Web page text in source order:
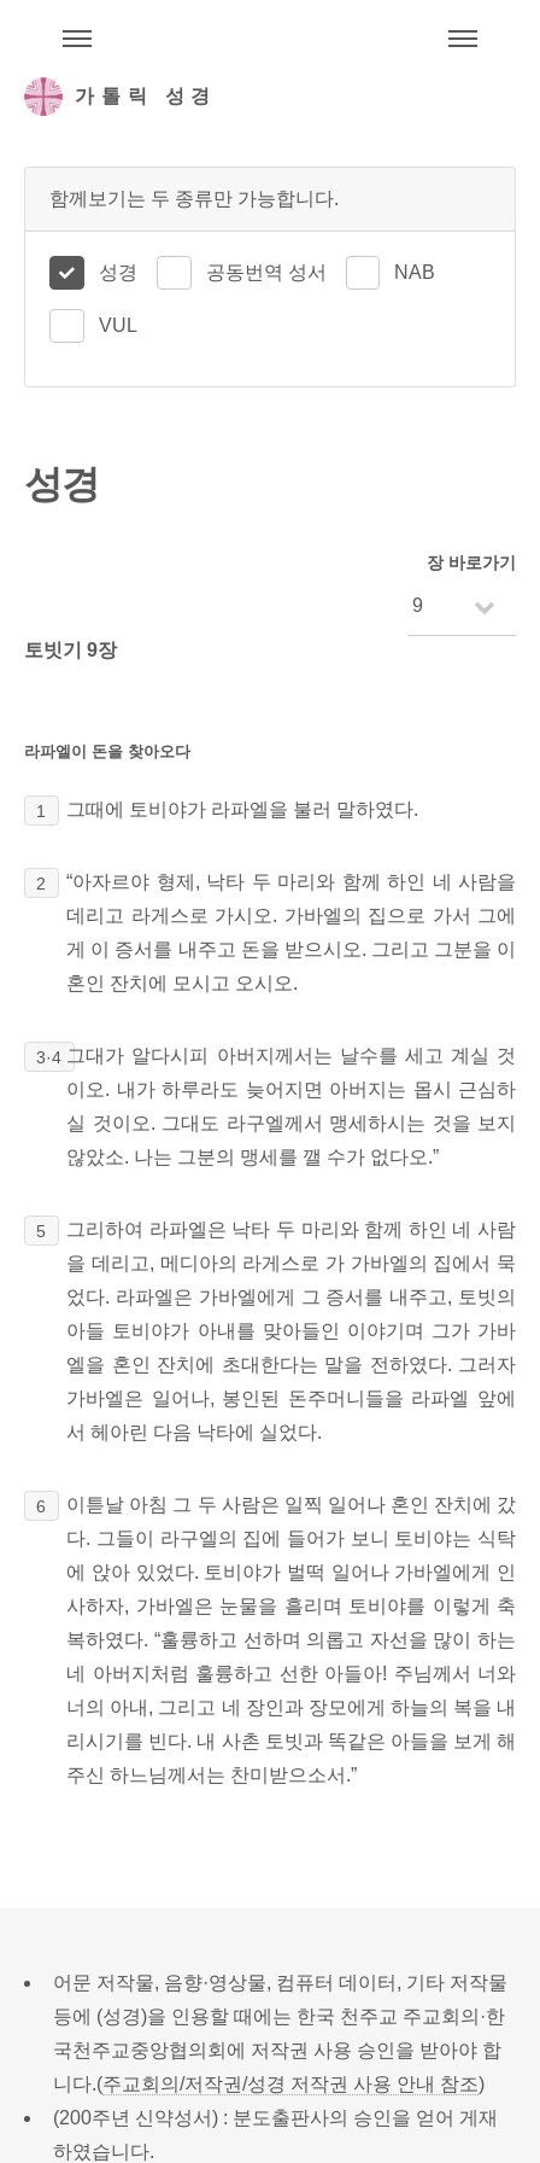
가톨릭 성경
함께보기는 두 종류만 가능합니다.
성경 공동번역 성서 NAB
VUL
성경
장 바로가기
토빗기 9장
라파엘이 돈을 찾아오다
1 그때에 토비야가 라파엘을 불러 말하였다.
2
“아자르야 형제, 낙타 두 마리와 함께 하인 네 사람을
데리고 라게스로 가시오. 가바엘의 집으로 가서 그에
게 이 증서를 내주고 돈을 받으시오. 그리고 그분을 이
혼인 잔치에 모시고 오시오.
3·4 그대가 알다시피 아버지께서는 날수를 세고 계실 것
이오. 내가 하루라도 늦어지면 아버지는 몹시 근심하
실 것이오. 그대도 라구엘께서 맹세하시는 것을 보지
않았소. 나는 그분의 맹세를 깰 수가 없다오.”
5
그리하여 라파엘은 낙타 두 마리와 함께 하인 네 사람
을 데리고, 메디아의 라게스로 가 가바엘의 집에서 묵
었다. 라파엘은 가바엘에게 그 증서를 내주고, 토빗의
아들 토비야가 아내를 맞아들인 이야기며 그가 가바
엘을 혼인 잔치에 초대한다는 말을 전하였다. 그러자
가바엘은 일어나, 봉인된 돈주머니들을 라파엘 앞에
서 헤아린 다음 낙타에 실었다.
6
이튿날 아침 그 두 사람은 일찍 일어나 혼인 잔치에 갔
다. 그들이 라구엘의 집에 들어가 보니 토비야는 식탁
에 앉아 있었다. 토비야가 벌떡 일어나 가바엘에게 인
사하자, 가바엘은 눈물을 흘리며 토비야를 이렇게 축
복하였다. “훌륭하고 선하며 의롭고 자선을 많이 하는
네 아버지처럼 훌륭하고 선한 아들아! 주님께서 너와
너의 아내, 그리고 네 장인과 장모에게 하늘의 복을 내
리시기를 빈다. 내 사촌 토빗과 똑같은 아들을 보게 해
주신 하느님께서는 찬미받으소서.”
어문 저작물, 음향·영상물, 컴퓨터 데이터, 기타 저작물
등에 (성경)을 인용할 때에는 한국 천주교 주교회의·한
국천주교중앙협의회에 저작권 사용 승인을 받아야 합
니다.(주교회의/저작권/성경 저작권 사용 안내 참조)
(200주년 신약성서) : 분도출판사의 승인을 얻어 게재
하였습니다.